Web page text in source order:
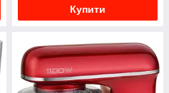
Купити